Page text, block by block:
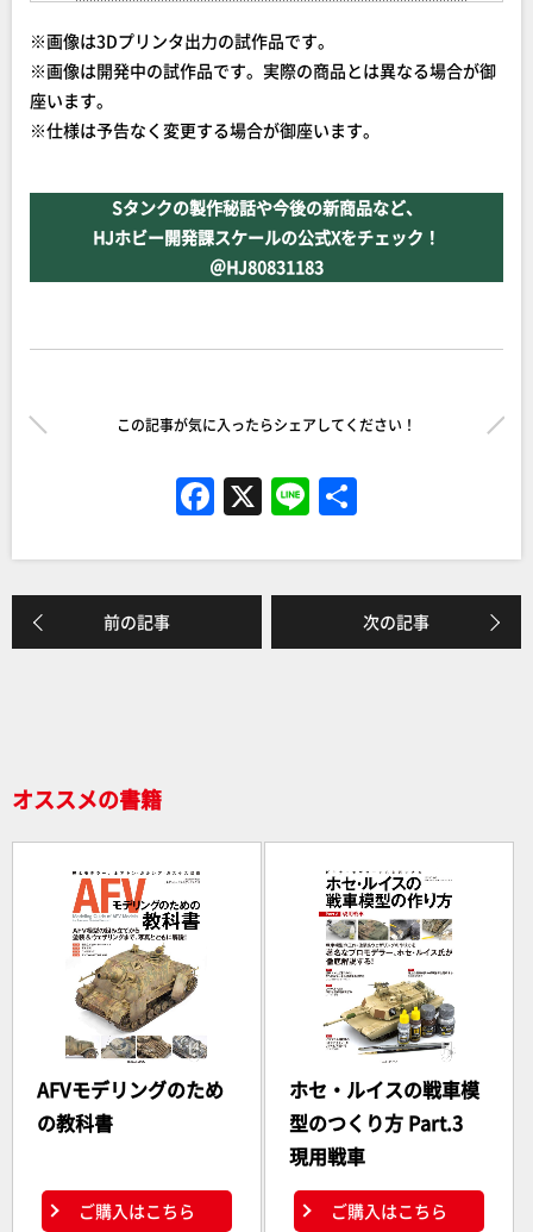
※画像は3Dプリンタ出力の試作品です。
※画像は開発中の試作品です。実際の商品とは異なる場合が御
座います。
※仕様は予告なく変更する場合が御座います。
Sタンクの製作秘話や今後の新商品など、
HJホビー開発課スケールの公式Xをチェック！
＠HJ80831183
この記事が気に入ったらシェアしてください！
F
a
c
e
b
X Li
n
e
前の記事 次の記事
オススメの書籍
AFVモデリングのため
の教科書
ご購入はこちら
ホセ・ルイスの戦車模
型のつくり方 Part.3
現用戦車
ご購入はこちら